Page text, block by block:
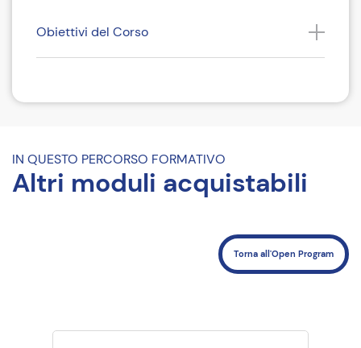
Obiettivi del Corso
IN QUESTO PERCORSO FORMATIVO
Altri moduli acquistabili
Torna all'Open Program